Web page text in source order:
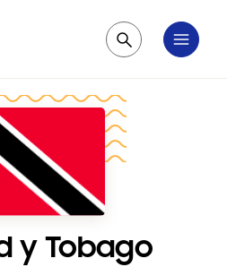
Pesquisar
y Tobago